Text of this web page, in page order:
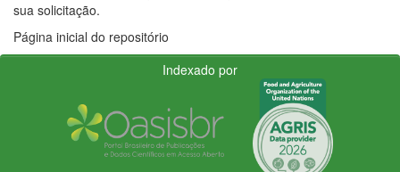
sua solicitação.
Página inicial do repositório
Indexado por